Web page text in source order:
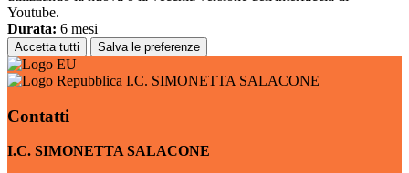
Youtube.
Durata: 6 mesi
Accetta tutti Salva le preferenze
I.C. SIMONETTA SALACONE
Contatti
I.C. SIMONETTA SALACONE